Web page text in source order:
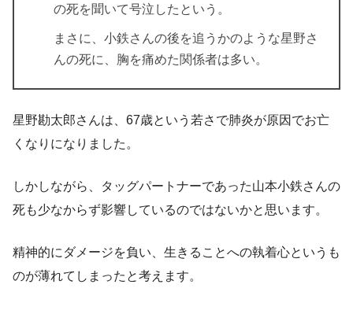
の死を聞いて号泣したという。
まさに、 小鉄さんの後を追うかのような星野さ
んの死に、胸を痛めた関係者は多い。
星野勘太郎さんは、67歳という若さで肺炎が原因でお亡
くなりになりました。
しかしながら、タッグパートナーであった山本小鉄さんの
死も少なからず影響しているのではないかと思います。
精神的にダメージを負い、生きることへの執着心というも
のが薄れてしまったと考えます。